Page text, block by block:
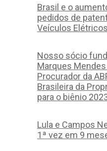
Brasil e o
pedidos de
Veículos Elétricos
Nosso sócio
Marques
Procurador da
Brasileira da
para o biênio
Lula e Campos
1ª vez em 9